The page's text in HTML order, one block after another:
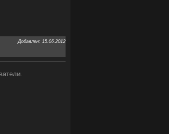
Добавлен: 15.06.2012